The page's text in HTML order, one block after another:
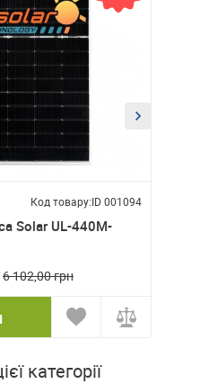
Код товару:ID 001094
Solar UL-440M-
6 102,00 грн
категорії